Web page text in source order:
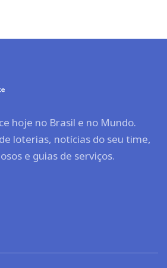
hoje no Brasil e no Mundo.
loterias, notícias do seu time,
e guias de serviços.